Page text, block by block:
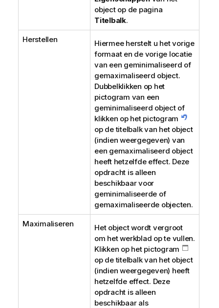
object op de pagina
Titelbalk.
Herstellen
Hiermee herstelt u het vorige
formaat en de vorige locatie
van een geminimaliseerd of
gemaximaliseerd object.
Dubbelklikken op het
pictogram van een
geminimaliseerd object of
klikken op het pictogram
op de titelbalk van het object
(indien weergegeven) van
een gemaximaliseerd object
heeft hetzelfde effect. Deze
opdracht is alleen
beschikbaar voor
geminimaliseerde of
gemaximaliseerde objecten.
Maximaliseren
Het object wordt vergroot
om het werkblad op te vullen.
Klikken op het pictogram
op de titelbalk van het object
(indien weergegeven) heeft
hetzelfde effect. Deze
opdracht is alleen
beschikbaar als